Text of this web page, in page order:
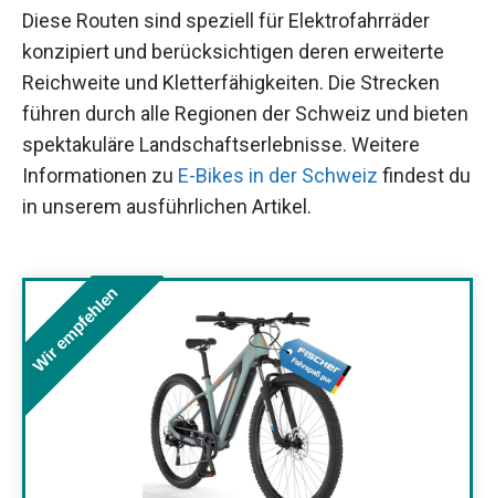
Diese Routen sind speziell für Elektrofahrräder
konzipiert und berücksichtigen deren erweiterte
Reichweite und Kletterfähigkeiten. Die Strecken
führen durch alle Regionen der Schweiz und bieten
spektakuläre Landschaftserlebnisse. Weitere
Informationen zu E-Bikes in der Schweiz findest du
in unserem ausführlichen Artikel.
Wir empfehlen